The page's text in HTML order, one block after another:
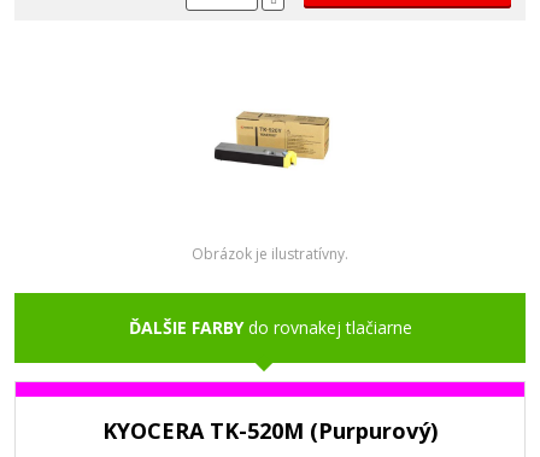
Obrázok je ilustratívny.
ĎALŠIE FARBYdo rovnakej tlačiarne
KYOCERA TK-520M (Purpurový)